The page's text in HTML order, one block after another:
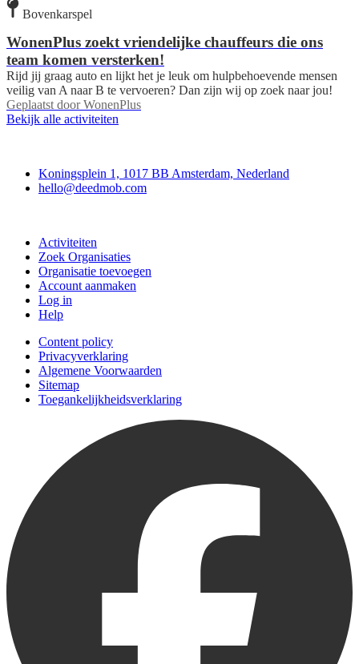
Bovenkarspel
WonenPlus zoekt vriendelijke chauffeurs die ons
team komen versterken!
Rijd jij graag auto en lijkt het je leuk om hulpbehoevende mensen
veilig van A naar B te vervoeren? Dan zijn wij op zoek naar jou!
Geplaatst door WonenPlus
Bekijk alle activiteiten
Koningsplein 1, 1017 BB Amsterdam, Nederland
hello@deedmob.com
Activiteiten
Zoek Organisaties
Organisatie toevoegen
Account aanmaken
Log in
Help
Content policy
Privacyverklaring
Algemene Voorwaarden
Sitemap
Toegankelijkheidsverklaring